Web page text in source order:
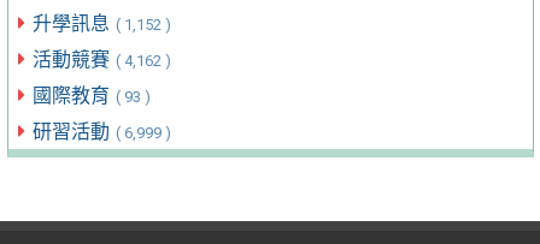
升學訊息 ( 1,152 )
活動競賽 ( 4,162 )
國際教育 ( 93 )
研習活動 ( 6,999 )